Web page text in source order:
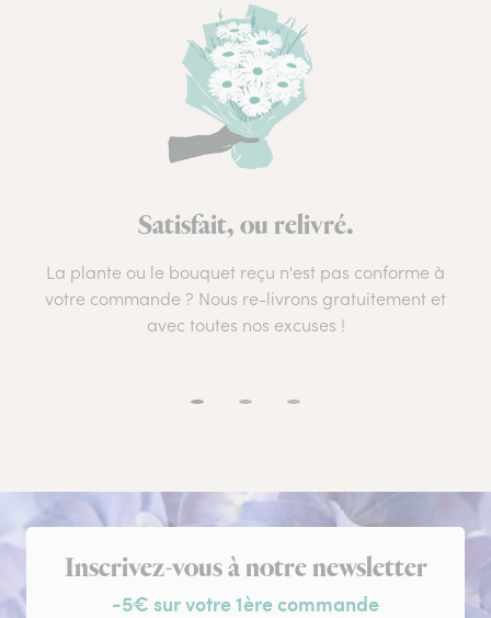
Satisfait, ou relivré.
La plante ou le bouquet reçu n'est pas conforme à
votre commande ? Nous re-livrons gratuitement et
avec toutes nos excuses !
Inscription à la newsletter
Inscrivez-vous à notre newsletter
-5€ sur votre 1ère commande